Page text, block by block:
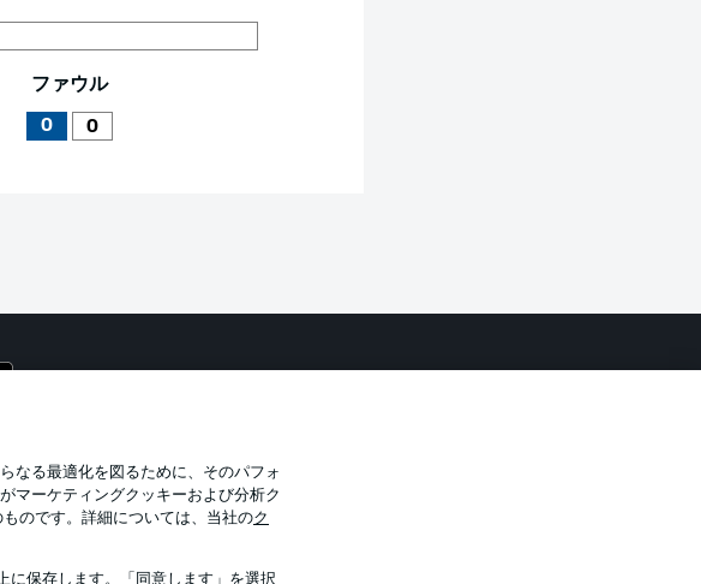
ファウル
0 0
当サイトについて
なる最適化を図るために、そのパフォ
マーケティングクッキーおよび分析ク
ものです。詳細については、当社のク
に保存します。「同意します」を選択